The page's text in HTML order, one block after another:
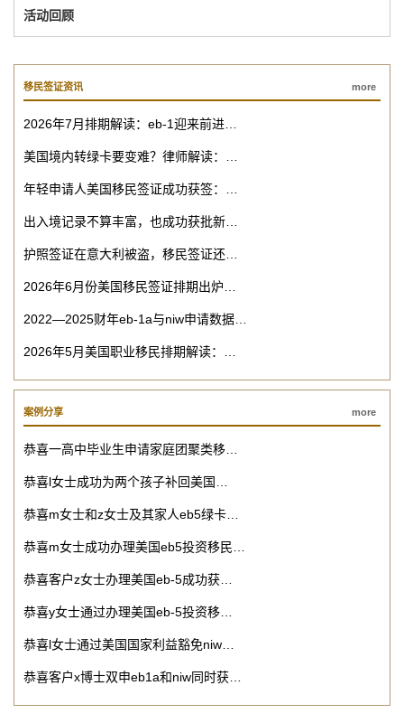
活动回顾
移民签证资讯 more
2026年7月排期解读：eb-1迎来前进…
美国境内转绿卡要变难？律师解读：…
年轻申请人美国移民签证成功获签：…
出入境记录不算丰富，也成功获批新…
护照签证在意大利被盗，移民签证还…
2026年6月份美国移民签证排期出炉…
2022—2025财年eb-1a与niw申请数据…
2026年5月美国职业移民排期解读：…
案例分享 more
恭喜一高中毕业生申请家庭团聚类移…
恭喜l女士成功为两个孩子补回美国…
恭喜m女士和z女士及其家人eb5绿卡…
恭喜m女士成功办理美国eb5投资移民…
恭喜客户z女士办理美国eb-5成功获…
恭喜y女士通过办理美国eb-5投资移…
恭喜l女士通过美国国家利益豁免niw…
恭喜客户x博士双申eb1a和niw同时获…